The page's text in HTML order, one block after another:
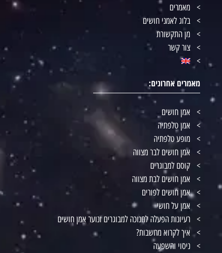
מאמרים
בלוג לאמני חושים
מן התקשורת
צור קשר
מאמרים אחרונים:
אמן חושים
אמן טלפתיה
מופע טלפתיה
אמן חושים לבר מצווה
קוסם למבוגרים
אמן חושים לבת מצווה
אמן חושים לפורים
אמן על חושי
רעיונות הפעלה לחנוכה למבוגרים ונוער אמן חושים
איך לקרוא מחשבות?
ניסוי והשפעה